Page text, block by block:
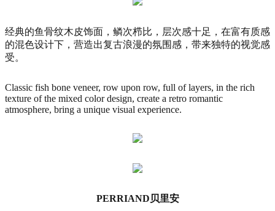
经典的鱼骨纹木皮饰面，鳞次栉比，层次感十足，在富有质感
的混色设计下，营造出复古浪漫的氛围感，带来独特的视觉感
受。
Classic fish bone veneer, row upon row, full of layers, in the rich
texture of the mixed color design, create a retro romantic
atmosphere, bring a unique visual experience.
PERRIAND贝里安